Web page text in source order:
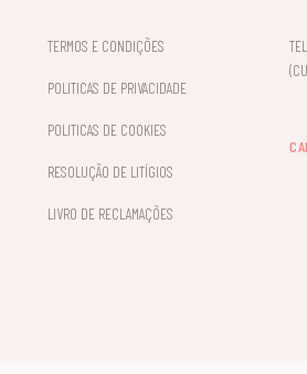
TERMOS E CONDIÇÕES
POLITICAS DE PRIVACIDADE
POLITICAS DE COOKIES
RESOLUÇÃO DE LITÍGIOS
LIVRO DE RECLAMAÇÕES
TEL.